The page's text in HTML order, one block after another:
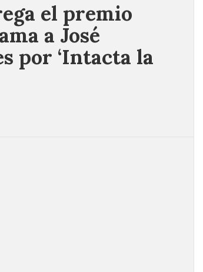
el premio
a José
por ‘Intacta la